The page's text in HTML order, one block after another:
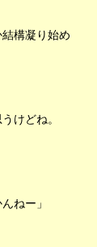
構凝り始め
けどね。
ねー」